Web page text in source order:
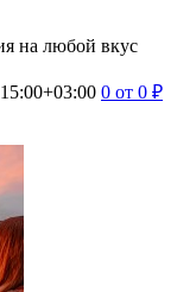
на любой вкус
0 от 0 ₽